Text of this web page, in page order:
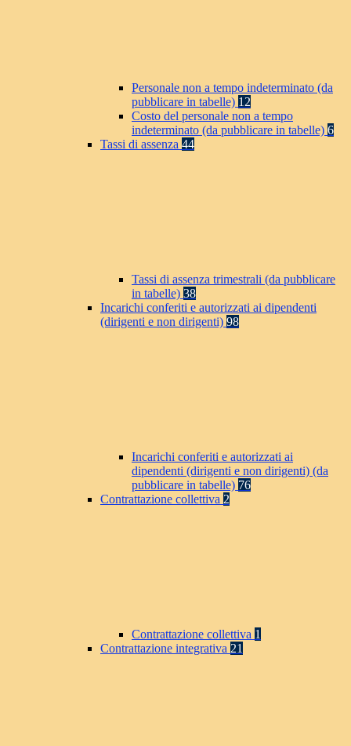
Personale non a tempo indeterminato (da
pubblicare in tabelle) 12
Costo del personale non a tempo
indeterminato (da pubblicare in tabelle) 6
Tassi di assenza 44
Tassi di assenza trimestrali (da pubblicare
in tabelle) 38
Incarichi conferiti e autorizzati ai dipendenti
(dirigenti e non dirigenti) 98
Incarichi conferiti e autorizzati ai
dipendenti (dirigenti e non dirigenti) (da
pubblicare in tabelle) 76
Contrattazione collettiva 2
Contrattazione collettiva 1
Contrattazione integrativa 21